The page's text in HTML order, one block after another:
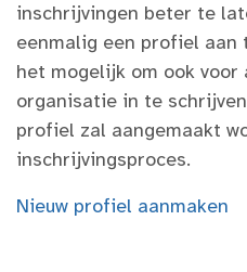
inschrijvingen beter te
eenmalig een profiel aan
het mogelijk om ook voor
organisatie in te
profiel zal aangemaakt
inschrijvingsproces.
Nieuw profiel aanmaken